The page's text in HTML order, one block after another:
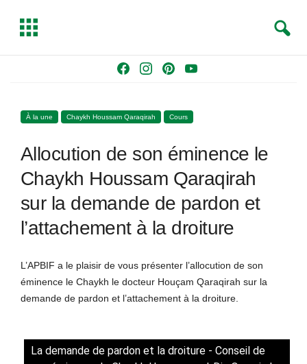
e
o
k
t
g
a
m
t
r
s
Y
b
T
g
e
a
À la une Chaykh Houssam Qaraqirah Cours
Allocution de son éminence le
Chaykh Houssam Qaraqirah
sur la demande de pardon et
l’attachement à la droiture
L’APBIF a le plaisir de vous présenter l’allocution de son
éminence le Chaykh le docteur Houçam Qaraqirah sur la
demande de pardon et l’attachement à la droiture.
La demande de pardon et la droiture - Conseil de